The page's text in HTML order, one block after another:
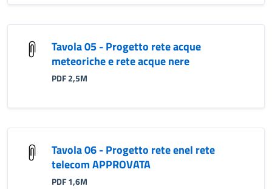
Tavola 05 - Progetto rete acque
meteoriche e rete acque nere
PDF 2,5M
Tavola 06 - Progetto rete enel rete
telecom APPROVATA
PDF 1,6M